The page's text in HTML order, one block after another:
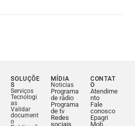
SOLUÇÕE
S
Serviços
Tecnologi
as
Validar
document
o
MÍDIA
Noticias
Programa
de rádio
Programa
de tv
Redes
sociais
CONTAT
O
Atendime
nto
Fale
conosco
Epagri
Mob